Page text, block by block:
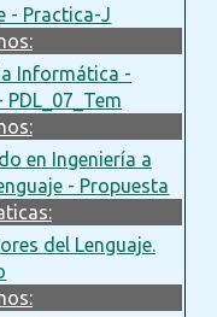
- Practica-J
Informática -
en Ingeniería a
- Propuesta
del Lenguaje.